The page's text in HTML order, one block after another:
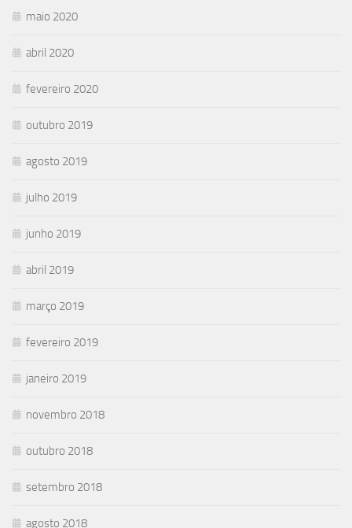
maio 2020
abril 2020
fevereiro 2020
outubro 2019
agosto 2019
julho 2019
junho 2019
abril 2019
março 2019
fevereiro 2019
janeiro 2019
novembro 2018
outubro 2018
setembro 2018
agosto 2018